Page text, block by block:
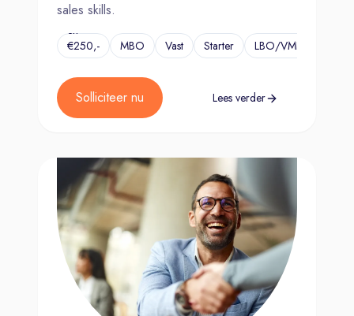
sales skills.
€150,-
en
€250,-
per
dag
MBO Vast Starter LBO/VMBO
Solliciteer nu Lees verder